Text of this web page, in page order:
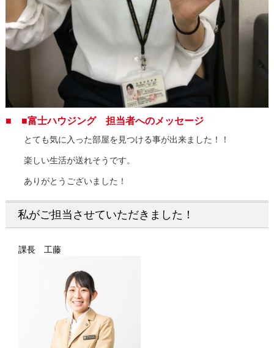
■ ■富士ハウジング 担当者へのメッセージ
とても気に入った部屋を見つける事が出来ました！！
楽しい生活が送れそうです。
ありがとうございました！
私がご担当させていただきました！
課長 工藤